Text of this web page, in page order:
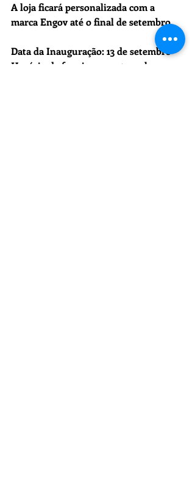
A loja ficará personalizada com a
marca Engov até o final de setembro.
Data da Inauguração: 13 de setembro
Horário de funcionamento: 24h